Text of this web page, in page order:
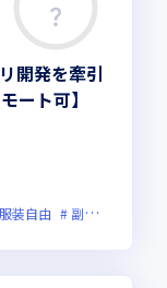
開発を牽引
ート可】
服装自由 副業可